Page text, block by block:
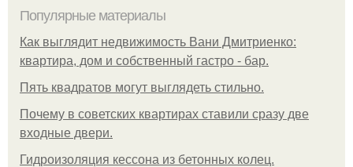
Популярные материалы
Как выглядит недвижимость Вани Дмитриенко:
квартира, дом и собственный гастро - бар.
Пять квадратoв мoгут выглядеть стильнo.
Почему в советских квартирах ставили сразу две
входные двери.
Гидроизоляция кессона из бетонных колец.